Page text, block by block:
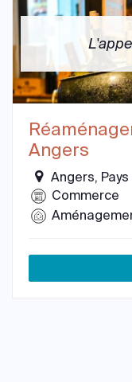
Angers
Angers,
Commerce